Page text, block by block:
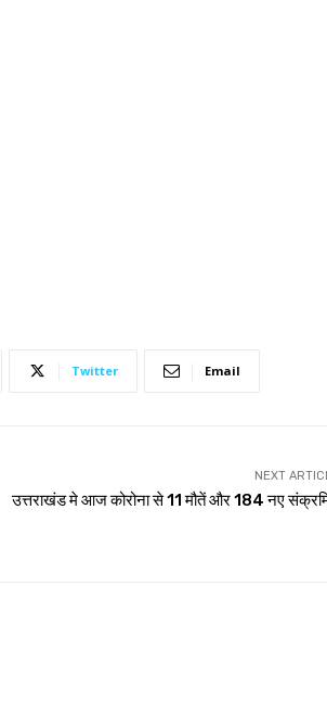
Twitter Email
NEXT
उत्तराखंड मे आज कोरोना से 11 मौतें और 184 नए